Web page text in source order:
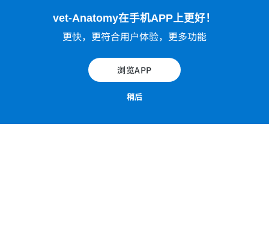
vet-Anatomy在手机APP上更好！
更快，更符合用户体验，更多功能
浏览APP
稍后
Anatomy of canine osteology (illustrations)